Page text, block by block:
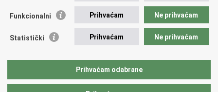
Policijska akademija
Zaklada policijske solidarnosti
Udruge
Funkcionalni Prihvaćam Ne prihvaćam
Statistički Prihvaćam Ne prihvaćam
Prihvaćam odabrane